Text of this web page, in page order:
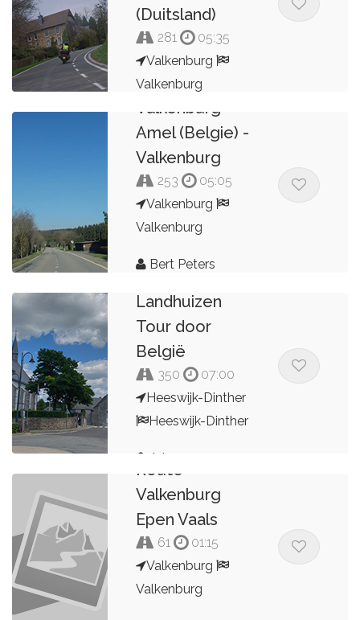
(Duitsland)
281
05:35
Valkenburg
Valkenburg
Bert Peters
Valkenburg -
Amel (Belgie) -
Valkenburg
253
05:05
Valkenburg
Valkenburg
Bert Peters
Kastelen en
Landhuizen
Tour door
België
350
07:00
Heeswijk-Dinther
Heeswijk-Dinther
Arjo
Route
Valkenburg
Epen Vaals
61
01:15
Valkenburg
Valkenburg